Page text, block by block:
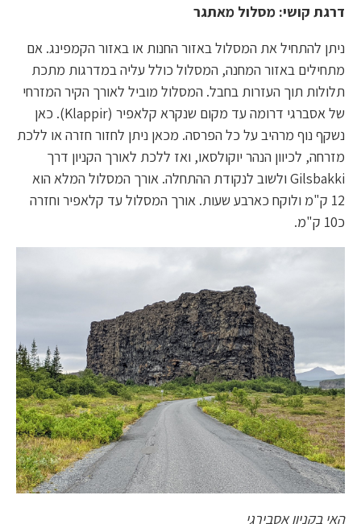
דרגת קושי: מסלול מאתגר
ניתן להתחיל את המסלול באזור החנות או באזור הקמפינג. אם
מתחילים באזור המחנה, המסלול כולל עליה במדרגות מתכת
תלולות תוך העזרות בחבל. המסלול מוביל לאורך הקיר המזרחי
של אסברגי דרומה עד מקום שנקרא קלאפיר (Klappir). כאן
נשקף נוף מרהיב על כל הפרסה. מכאן ניתן לחזור חזרה או ללכת
מזרחה, לכיוון הנהר יוקולסאו, ואז ללכת לאורך הקניון דרך
Gilsbakki ולשוב לנקודת ההתחלה. אורך המסלול המלא הוא
12 ק"מ ולוקח כארבע שעות. אורך המסלול עד קלאפיר וחזרה
כ10 ק"מ.
האי בקניון אסבירגי